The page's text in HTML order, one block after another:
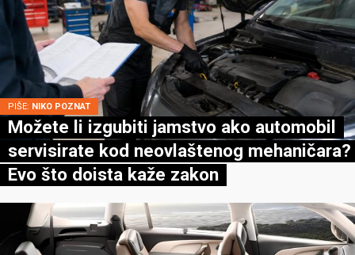
PIŠE: NIKO POZNAT
Možete li izgubiti jamstvo ako automobil
servisirate kod neovlaštenog mehaničara?
Evo što doista kaže zakon